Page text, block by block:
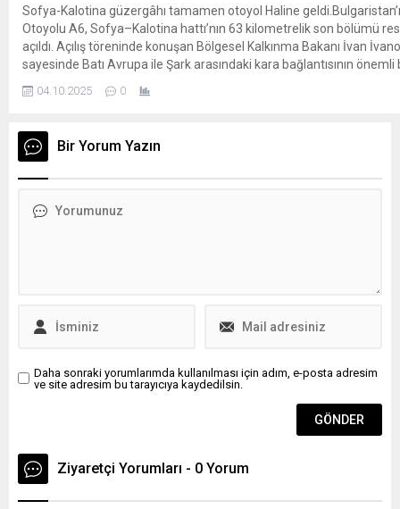
Sofya-Kalotina güzergâhı tamamen otoyol Haline
Otoyolu A6, Sofya–Kalotina hattı’nın 63 kilometrelik son bölümü
açıldı. Açılış töreninde konuşan Bölgesel Kalkınma Bakanı İvan
sayesinde Batı Avrupa ile Şark arasındaki kara bağlantısının
hükümet...
04.10.2025 0
Bir Yorum Yazın
Daha sonraki yorumlarımda kullanılması için adım, e-posta adresim
ve site adresim bu tarayıcıya kaydedilsin.
Ziyaretçi Yorumları - 0 Yorum